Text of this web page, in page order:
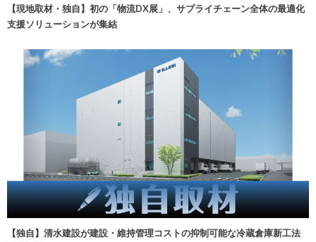
【現地取材・独自】初の「物流DX展」、サプライチェーン全体の最適化
支援ソリューションが集結
【独自】清水建設が建設・維持管理コストの抑制可能な冷蔵倉庫新工法